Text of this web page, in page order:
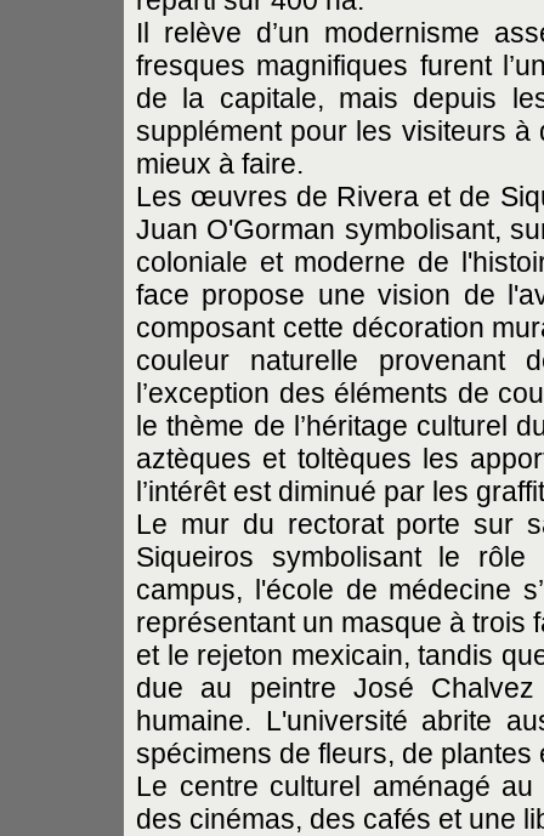
Il relève d’un modernisme
fresques magnifiques furent
de la capitale, mais depuis
supplément pour les visiteurs
mieux à faire.
Les œuvres de Rivera et de
Juan O'Gorman symbolisant,
coloniale et moderne de
face propose une vision de
composant cette décoration
couleur naturelle
l’exception des éléments de
le thème de l’héritage culturel
aztèques et toltèques les
l’intérêt est diminué par les
Le mur du rectorat porte sur
Siqueiros symbolisant le
campus, l'école de médecine
représentant un masque à trois
et le rejeton mexicain, tandis
due au peintre José
humaine. L'université abrite
spécimens de fleurs, de plantes
Le centre culturel aménagé
des cinémas, des cafés et une